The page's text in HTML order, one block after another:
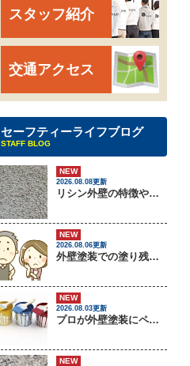
スタッフ紹介
交通アクセス
セーフティーライフブログ
STAFF BLOG
NEW
2026.08.08更新
リシン外壁の特徴やメンテナンス方法を紹介！
NEW
2026.08.06更新
外壁塗装での塗り残しトラブルについて
NEW
2026.08.03更新
プロが外壁塗装にペンキをしない理由
NEW